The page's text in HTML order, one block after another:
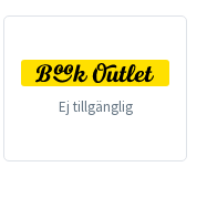
Ej tillgänglig